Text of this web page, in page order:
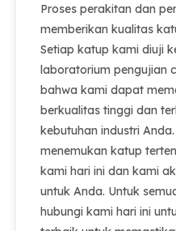
Proses perakitan dan
memberikan kualitas
Setiap katup kami diuji
laboratorium pengujian
bahwa kami dapat
berkualitas tinggi dan
kebutuhan industri
menemukan katup
kami hari ini dan kami
untuk Anda. Untuk
hubungi kami hari ini